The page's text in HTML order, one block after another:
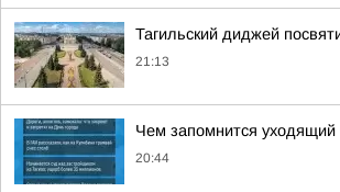
Тагильский диджей
21:13
Чем запомнится уходящий
20:44